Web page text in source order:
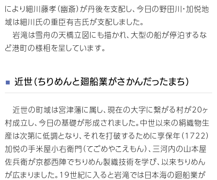
により細川藤孝（幽斎）が丹後を支配し、今日の野田川・加悦地
域は細川氏の重臣有吉氏が支配しました。
岩滝は雪舟の天橋立図にも描かれ、大型の船が停泊するな
ど港町の様相を呈しています。
近世（ちりめんと廻船業がさかんだったまち）
近世の町域は宮津藩に属し、現在の大字に繋がる村が20ヶ
村成立し、今日の基礎が形成されました。中世以来の絹織物生
産は次第に低調となり、それを打破するために享保年（1722）
加悦の手米屋小右衛門（てごめやこえもん）、三河内の山本屋
佐兵衛が京都西陣でちりめん製織技術を学び、以来ちりめん
が広まりました。19世紀に入ると岩滝では日本海の廻船業が